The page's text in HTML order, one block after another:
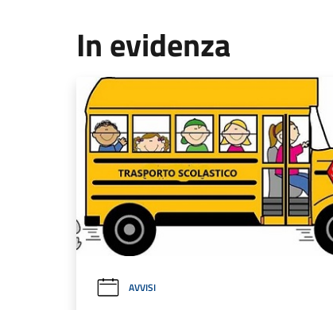
In evidenza
AVVISI